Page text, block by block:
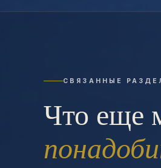
СВЯЗАННЫЕ
Что еще